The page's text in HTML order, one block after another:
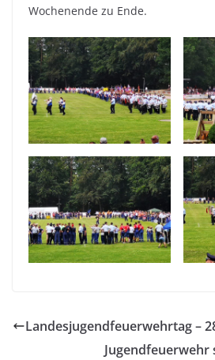
Wochenende zu Ende.
Landesjugendfeuerwehrtag –